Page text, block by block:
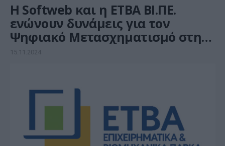
Η Softweb και η ΕΤΒΑ ΒΙ.ΠΕ.
ενώνουν δυνάμεις για τον
Ψηφιακό Μετασχηματισμό στην
Κομοτηνή
15.11.2024